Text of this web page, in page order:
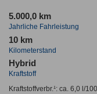
5.000,0 km
Jahrliche Fahrleistung
10 km
Kilometerstand
Hybrid
Kraftstoff
Kraftstoffverbr.¹: ca. 6,0 l/